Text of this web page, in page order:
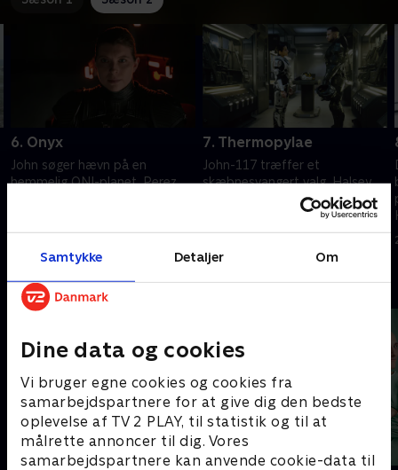
Samtykke Detaljer Om
Dine data og cookies
Vi bruger egne cookies og cookies fra
samarbejdspartnere for at give dig den bedste
oplevelse af TV 2 PLAY, til statistik og til at
målrette annoncer til dig. Vores
samarbejdspartnere kan anvende cookie-data til
6. Onyx
John søger hævn på en
hemmelig ONI-planet. Perez
7. Thermopylae
John-117 træffer et
skæbnesvangert valg. Halsey,
Kwan og Miranda arbejder på
at løse et mysterium.
Andre så også